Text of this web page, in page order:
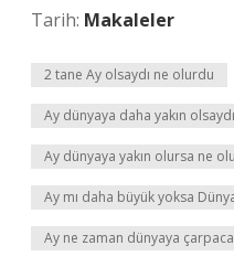
Tarih: Makaleler
2 tane Ay olsaydı ne olurdu
Ay dünyaya daha yakın
Ay dünyaya yakın olursa ne
Ay mı daha büyük yoksa
Ay ne zaman dünyaya